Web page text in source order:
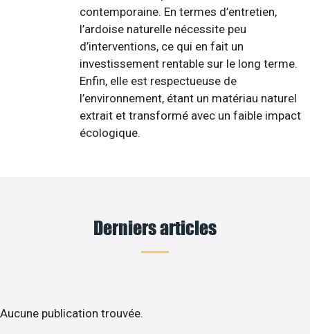
contemporaine. En termes d’entretien,
l’ardoise naturelle nécessite peu
d’interventions, ce qui en fait un
investissement rentable sur le long terme.
Enfin, elle est respectueuse de
l’environnement, étant un matériau naturel
extrait et transformé avec un faible impact
écologique.
Derniers articles
Aucune publication trouvée.